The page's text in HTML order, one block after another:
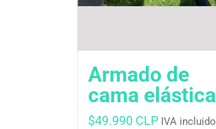
Armado de
cama elástica
$49.990 CLP IVA incluido